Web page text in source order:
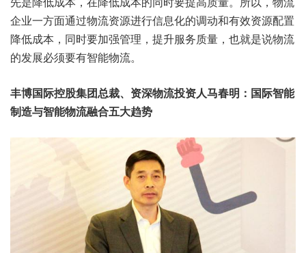
企业一方面通过物流资源进行信息化的调动和有效资源配置
降低成本，同时要加强管理，提升服务质量，也就是说物流
的发展必须要有智能物流。
丰博国际控股集团总裁、资深物流投资人马春明：国际智能
制造与智能物流融合五大趋势